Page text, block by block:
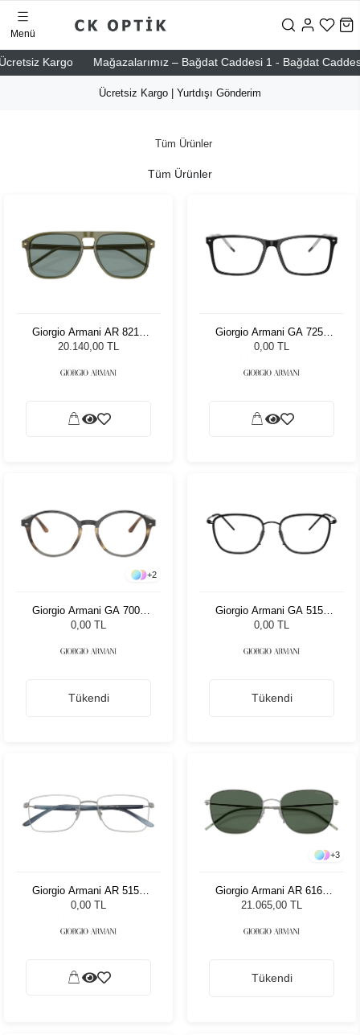
Kargo Mağazalarımız – Bağdat Caddesi 1 - Bağdat Caddesi 2
Menü
Ücretsiz Kargo | Yurtdışı Gönderim
Tüm Ürünler
Tüm Ürünler
Giorgio Armani AR 8212
607456 - 58 Unisex Güneş
20.140,00 TL
Giorgio Armani GA 7258
5875 55
0,00 TL
+2
Giorgio Armani GA 7004
5912 49
0,00 TL
Tükendi
Giorgio Armani GA 5154
3001 53
0,00 TL
Tükendi
Giorgio Armani AR 5150
3003 55
0,00 TL
+3
Giorgio Armani AR 6168
300371 - 54 Unisex Güneş
Gözlüğü
21.065,00 TL
Tükendi